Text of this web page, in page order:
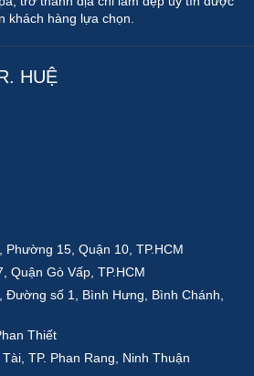
khách hàng lựa chọn.
HUỆ
Phường 15, Quận 10, TP.HCM
Quận Gò Vấp, TP.HCM
Đường số 1, Bình Hưng, Bình Chánh,
Thiết
TP. Phan Rang, Ninh Thuận